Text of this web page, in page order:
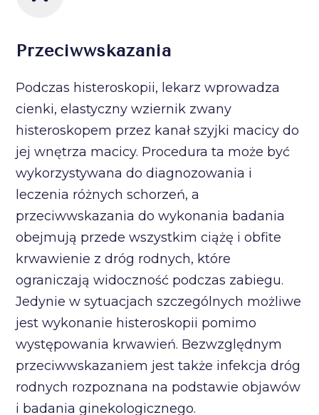
Przeciwwskazania
Podczas histeroskopii, lekarz wprowadza
cienki, elastyczny wziernik zwany
histeroskopem przez kanał szyjki macicy do
jej wnętrza macicy. Procedura ta może być
wykorzystywana do diagnozowania i
leczenia różnych schorzeń, a
przeciwwskazania do wykonania badania
obejmują przede wszystkim ciążę i obfite
krwawienie z dróg rodnych, które
ograniczają widoczność podczas zabiegu.
Jedynie w sytuacjach szczególnych możliwe
jest wykonanie histeroskopii pomimo
występowania krwawień. Bezwzględnym
przeciwwskazaniem jest także infekcja dróg
rodnych rozpoznana na podstawie objawów
i badania ginekologicznego.